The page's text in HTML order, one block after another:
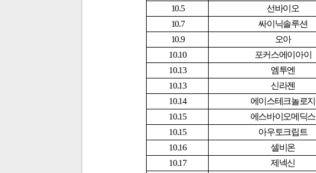
10.5
선바이오
10.7
싸이닉솔루션
10.9
오아
10.10
포커스에이아이
10.13
엠투엔
10.13
신라젠
10.14
에이스테크놀로지
10.15
에스바이오메딕스
10.15
아우토크립트
10.16
셀비온
10.17
제넥신